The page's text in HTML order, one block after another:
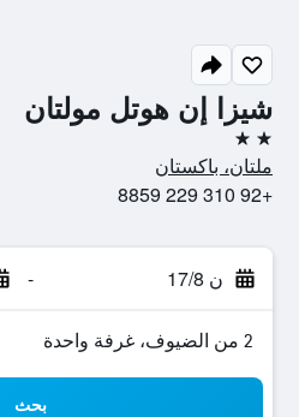
شيزا إن هوتل مولتان
2 نجمتين
ملتان، باكستان
+92 310 229 8859
ن 17/8 -
2 من الضيوف، غرفة واحدة
بحث